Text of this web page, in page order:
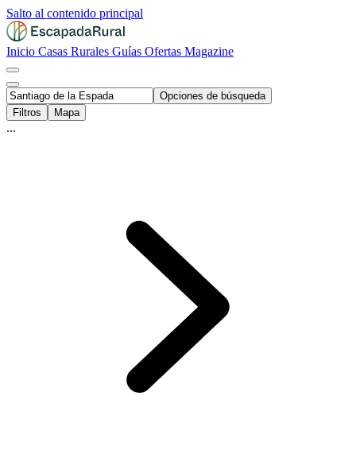
Salto al contenido principal
Inicio Casas Rurales Guías Ofertas Magazine
Opciones de búsqueda
Filtros
Mapa
...